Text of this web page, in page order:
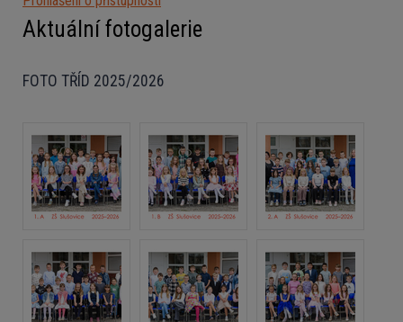
Aktuální fotogalerie
FOTO TŘÍD 2025/2026